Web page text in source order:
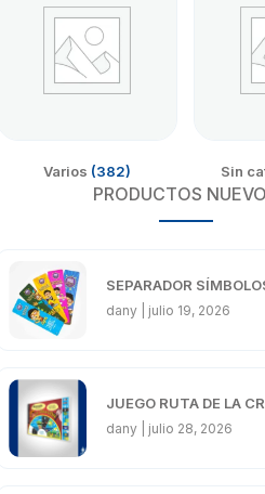
Varios (382) Sin
PRODUCTOS
SEPARADOR
dany julio 19, 2026
JUEGO RUTA DE LA
dany julio 28, 2026